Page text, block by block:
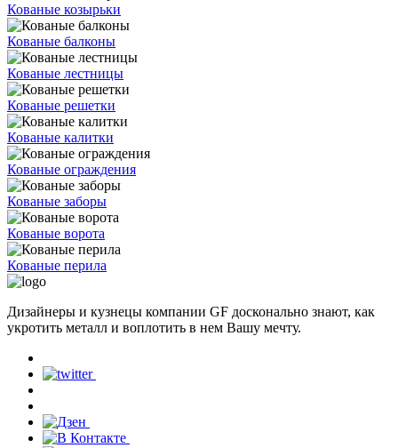
Кованые козырьки
Кованые балконы
Кованые лестницы
Кованые решетки
Кованые калитки
Кованые ограждения
Кованые заборы
Кованые ворота
Кованые перила
Дизайнеры и кузнецы компании GF досконально знают, как
укротить металл и воплотить в нем Вашу мечту.